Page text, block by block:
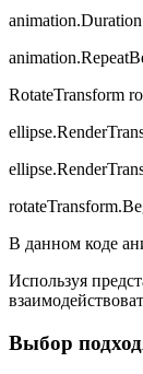
RotateTransform
В данном коде
Используя
Выбор